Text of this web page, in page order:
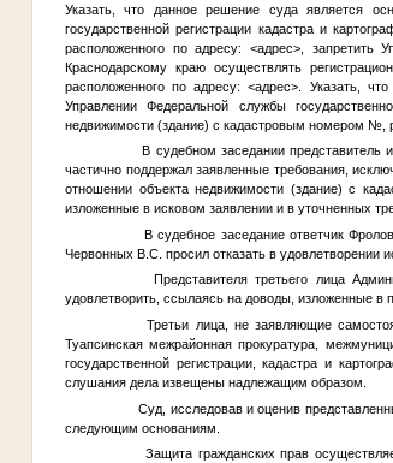
Указать, что данное решение суда является
государственной регистрации кадастра и
расположенного по адресу:
<адрес> , запретить
Краснодарскому краю осуществлять
расположенного по адресу: <адрес> . Указать,
Управлении Федеральной службы
недвижимости (здание) с кадастровым номером №,
В судебном заседании представитель
частично поддержал заявленные требования,
отношении объекта недвижимости (здание) с
изложенные в исковом заявлении и в уточненных
В судебное заседание ответчик
Червонных В.С. просил отказать в удовлетворении
Представителя третьего лица
удовлетворить, ссылаясь на доводы, изложенные в
Третьи лица, не заявляющие
Туапсинская межрайонная прокуратура,
государственной регистрации, кадастра и
слушания дела извещены надлежащим образом.
Суд, исследовав и оценив
следующим основаниям.
Защита гражданских прав